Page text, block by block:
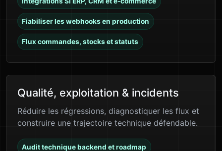
Fiabiliser les webhooks en production
Flux commandes, stocks et statuts
Qualité, exploitation & incidents
Réduire les régressions, diagnostiquer les flux et
construire une trajectoire technique défendable.
Audit technique backend et roadmap